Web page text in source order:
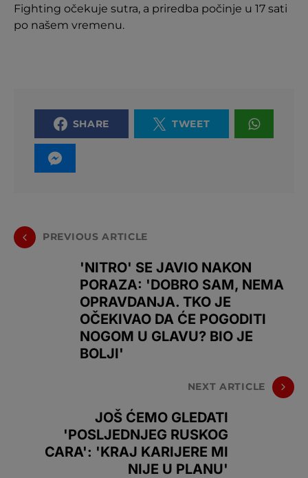
Fighting očekuje sutra, a priredba počinje u 17 sati
po našem vremenu.
SHARE TWEET
PREVIOUS ARTICLE
'NITRO' SE JAVIO NAKON
PORAZA: 'DOBRO SAM, NEMA
OPRAVDANJA. TKO JE
OČEKIVAO DA ĆE POGODITI
NOGOM U GLAVU? BIO JE
BOLJI'
NEXT ARTICLE
JOŠ ĆEMO GLEDATI
'POSLJEDNJEG RUSKOG
CARA': 'KRAJ KARIJERE MI
NIJE U PLANU'